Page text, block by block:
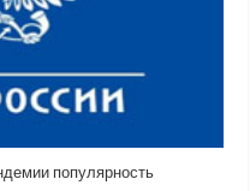
популярность